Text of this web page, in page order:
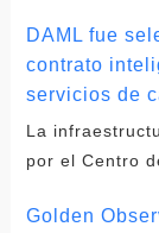
DAML fue
contrato
servicios de
La
por el Centro
Golden